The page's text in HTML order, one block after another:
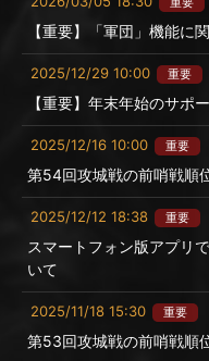
【重要】「軍団」機能に
2025/12/29 10:00 重要
【重要】年末年始のサポ
2025/12/16 10:00 重要
第54回攻城戦の前哨戦順
2025/12/12 18:38 重要
スマートフォン版アプリ
いて
2025/11/18 15:30 重要
第53回攻城戦の前哨戦順